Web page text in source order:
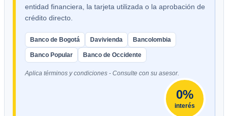
entidad financiera, la tarjeta utilizada o la aprobación de
crédito directo.
Banco de Bogotá Davivienda Bancolombia
Banco Popular Banco de Occidente
Aplica términos y condiciones - Consulte con su asesor.
0%
interés